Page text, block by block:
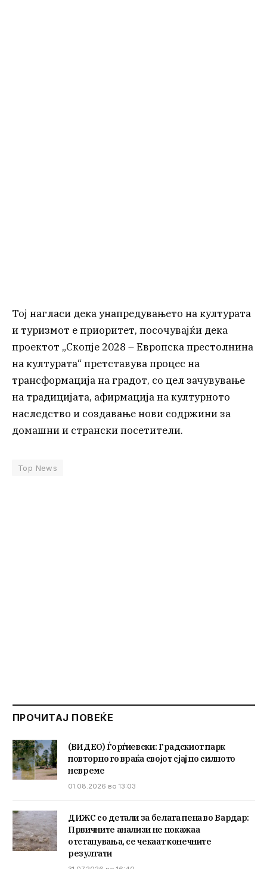
Тој нагласи дека унапредувањето на културата
и туризмот е приоритет, посочувајќи дека
проектот „Скопје 2028 – Европска престолнина
на културата“ претставува процес на
трансформација на градот, со цел зачувување
на традицијата, афирмација на културното
наследство и создавање нови содржини за
домашни и странски посетители.
Top News
ПРОЧИТАЈ ПОВЕЌЕ
(ВИДЕО) Ѓорѓиевски: Градскиот парк
повторно го враќа својот сјај по силното
невреме
01.08.2026 во 13:03
ДИЖС со детали за белата пена во Вардар:
Првичните анализи не покажаа
отстапувања, се чекаат конечните
резултати